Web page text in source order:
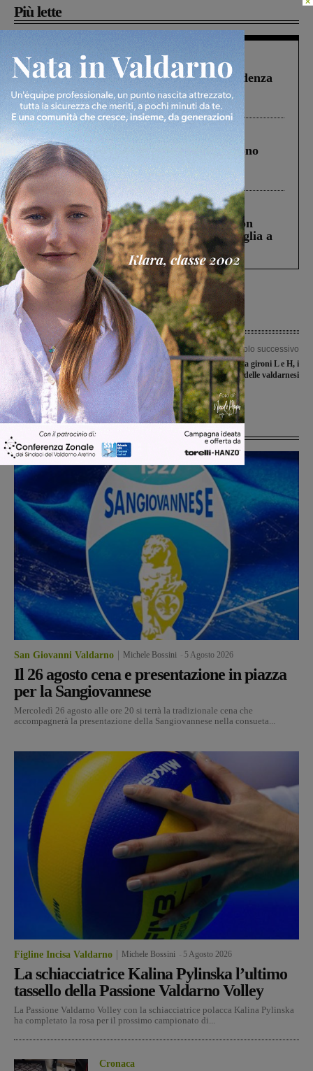
Più lette
Figline Incisa Valdarno 1 Agosto 2026
Piscina di Figline finanziata oltre la scadenza
Pnrr, il gruppo di Fratelli d’Italia: “Un
ringraziamento al Governo”
Cronaca 4 Agosto 2026
Un anno fa la strage in A1 in cui morirono
Gianni, Giulia e Franco. Lo schianto, il
processo, lo stop ai sorpassi fra tir....
Cronaca 3 Agosto 2026
Scomparso da una struttura di Castiglion
Fiorentino l’uomo che aveva ucciso la figlia a
Levane nel 2020
Articolo precedente
Violenza e minacce alla convivente: i
carabinieri denunciano un
quarantunenne
Articolo successivo
Seconda categoria gironi L e H, i
risultati delle valdarnesi
Ultime Notizie
San Giovanni Valdarno Michele Bossini 5 Agosto 2026
Il 26 agosto cena e presentazione in piazza
per la Sangiovannese
Mercoledì 26 agosto alle ore 20 si terrà la tradizionale cena che
accompagnerà la presentazione della Sangiovannese nella consueta...
Figline Incisa Valdarno Michele Bossini 5 Agosto 2026
La schiacciatrice Kalina Pylinska l’ultimo
tassello della Passione Valdarno Volley
La Passione Valdarno Volley con la schiacciatrice polacca Kalina Pylinska
ha completato la rosa per il prossimo campionato di...
Cronaca